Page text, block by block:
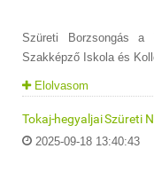
Szüreti Borzsongás a
Szakképző Iskola és
Elolvasom
Tokaj-hegyaljai Szüreti
2025-09-18 13:40:43